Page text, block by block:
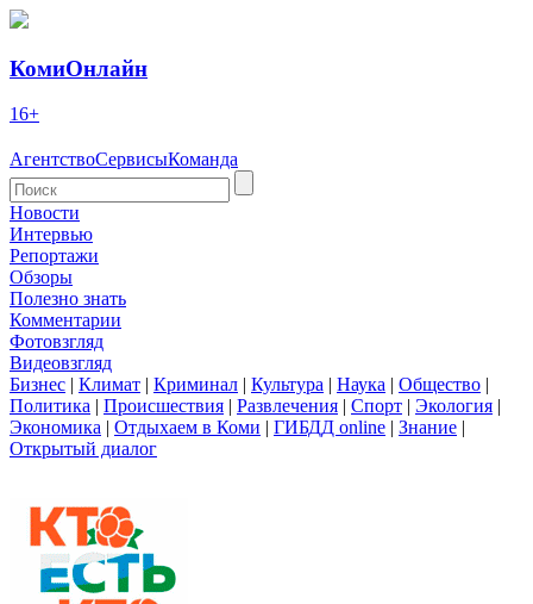
КомиОнлайн
16+
АгентствоСервисыКоманда
Новости
Интервью
Репортажи
Обзоры
Полезно знать
Комментарии
Фотовзгляд
Видеовзгляд
Бизнес | Климат | Криминал | Культура | Наука | Общество |
Политика | Происшествия | Развлечения | Спорт | Экология |
Экономика | Отдыхаем в Коми | ГИБДД online | Знание |
Открытый диалог